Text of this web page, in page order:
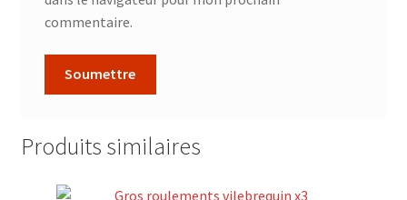
commentaire.
Produits similaires